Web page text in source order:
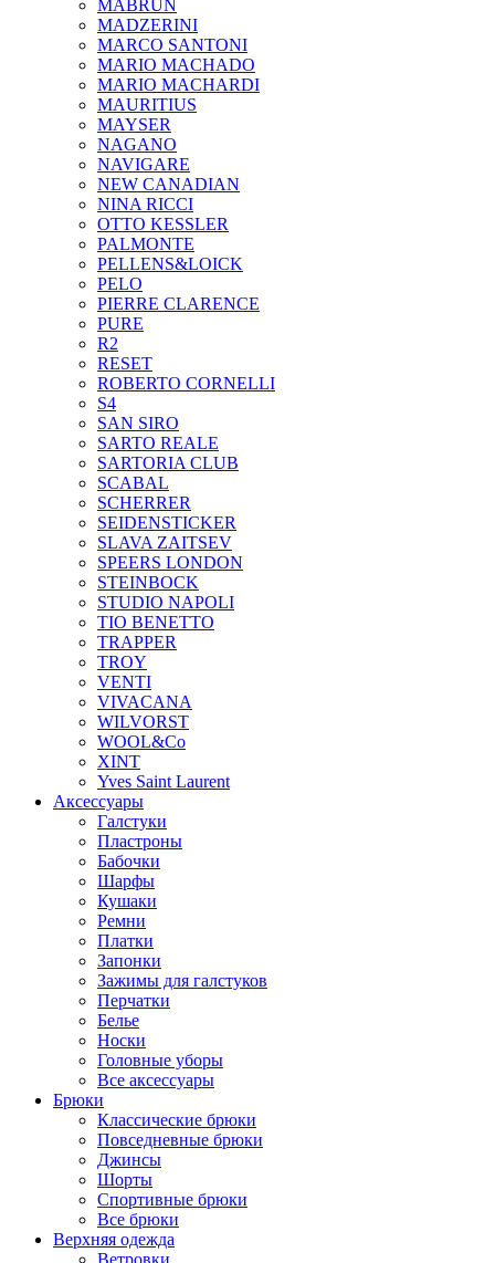
MABRUN
MADZERINI
MARCO SANTONI
MARIO MACHADO
MARIO MACHARDI
MAURITIUS
MAYSER
NAGANO
NAVIGARE
NEW CANADIAN
NINA RICCI
OTTO KESSLER
PALMONTE
PELLENS&LOICK
PELO
PIERRE CLARENCE
PURE
R2
RESET
ROBERTO CORNELLI
S4
SAN SIRO
SARTO REALE
SARTORIA CLUB
SCABAL
SCHERRER
SEIDENSTICKER
SLAVA ZAITSEV
SPEERS LONDON
STEINBOCK
STUDIO NAPOLI
TIO BENETTO
TRAPPER
TROY
VENTI
VIVACANA
WILVORST
WOOL&Co
XINT
Yves Saint Laurent
Аксессуары
Галстуки
Пластроны
Бабочки
Шарфы
Кушаки
Ремни
Платки
Запонки
Зажимы для галстуков
Перчатки
Белье
Носки
Головные уборы
Все аксессуары
Брюки
Классические брюки
Повседневные брюки
Джинсы
Шорты
Спортивные брюки
Все брюки
Верхняя одежда
Ветровки